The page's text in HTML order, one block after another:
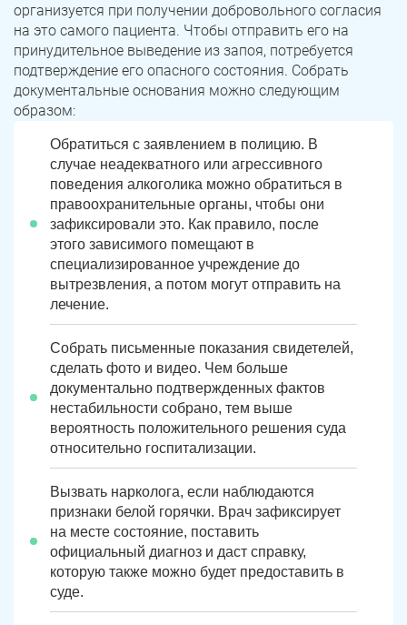
организуется при получении добровольного согласия
на это самого пациента. Чтобы отправить его на
принудительное выведение из запоя, потребуется
подтверждение его опасного состояния. Собрать
документальные основания можно следующим
образом:
Обратиться с заявлением в полицию. В
случае неадекватного или агрессивного
поведения алкоголика можно обратиться в
правоохранительные органы, чтобы они
зафиксировали это. Как правило, после
этого зависимого помещают в
специализированное учреждение до
вытрезвления, а потом могут отправить на
лечение.
Собрать письменные показания свидетелей,
сделать фото и видео. Чем больше
документально подтвержденных фактов
нестабильности собрано, тем выше
вероятность положительного решения суда
относительно госпитализации.
Вызвать нарколога, если наблюдаются
признаки белой горячки. Врач зафиксирует
на месте состояние, поставить
официальный диагноз и даст справку,
которую также можно будет предоставить в
суде.